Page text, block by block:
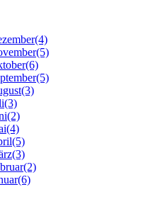
(4)
(5)
(6)
(5)
(3)
(3)
(2)
(4)
(5)
(3)
(2)
(6)